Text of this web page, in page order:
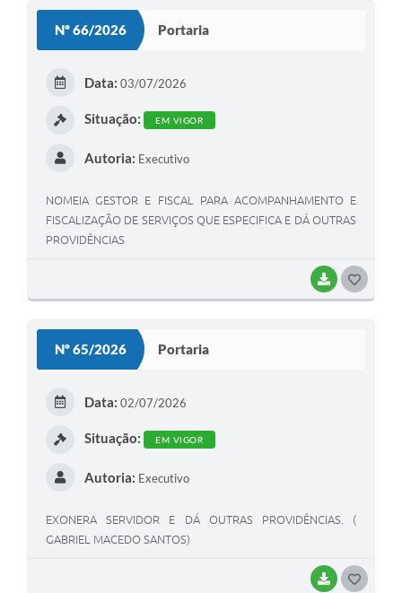
Nº 66/2026 Portaria
BAIXAR
Data: 03/07/2026
Situação: EM VIGOR
Autoria: Executivo
NOMEIA GESTOR E FISCAL PARA ACOMPANHAMENTO E
FISCALIZAÇÃO DE SERVIÇOS QUE ESPECIFICA E DÁ OUTRAS
PROVIDÊNCIAS
Nº 65/2026 Portaria
BAIXAR
Data: 02/07/2026
Situação: EM VIGOR
Autoria: Executivo
EXONERA SERVIDOR E DÁ OUTRAS PROVIDÊNCIAS. (
GABRIEL MACEDO SANTOS)